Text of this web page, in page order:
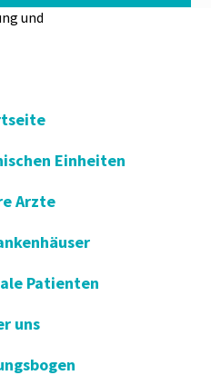
und
Einheiten
Arzte
Patienten
uns